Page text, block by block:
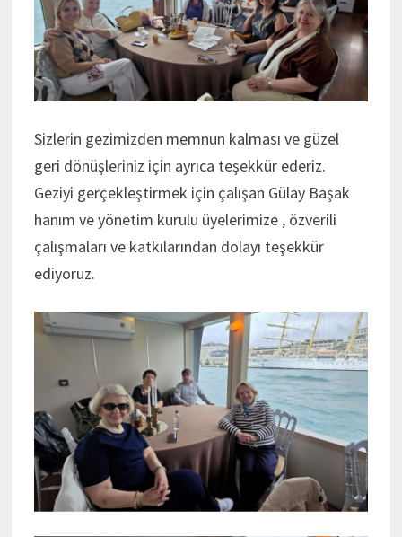
Sizlerin gezimizden memnun kalması ve güzel
geri dönüşleriniz için ayrıca teşekkür ederiz.
Geziyi gerçekleştirmek için çalışan Gülay Başak
hanım ve yönetim kurulu üyelerimize , özverili
çalışmaları ve katkılarından dolayı teşekkür
ediyoruz.